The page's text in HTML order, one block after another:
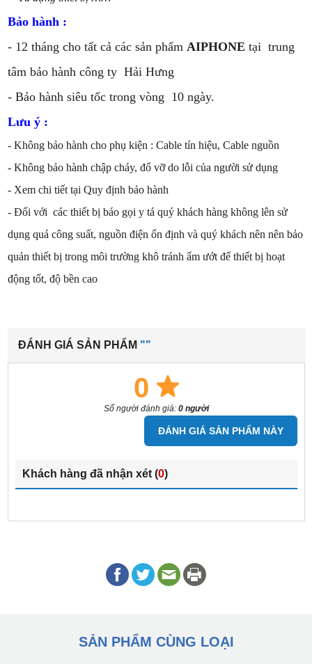
Bảo hành :
- 12 tháng cho tất cả các sản phẩm AIPHONE tại trung
tâm bảo hành công ty Hải Hưng
- Bảo hành siêu tốc trong vòng 10 ngày.
Lưu ý :
- Không bảo hành cho phụ kiện : Cable tín hiệu, Cable nguồn
- Không bảo hành chập cháy, đổ vỡ do lỗi của người sử dụng
- Xem chi tiết tại Quy định bảo hành
- Đối với các thiết bị báo gọi y tá quý khách hàng không lên sử
dụng quá công suất, nguồn điện ổn định và quý khách nên nên bảo
quản thiết bị trong môi trường khô tránh ẩm ướt để thiết bị hoạt
động tốt, độ bền cao
ĐÁNH GIÁ SẢN PHẨM ""
0
Số người đánh giá: 0 người
ĐÁNH GIÁ SẢN PHẨM NÀY
Khách hàng đã nhận xét (0)
SẢN PHẨM CÙNG LOẠI